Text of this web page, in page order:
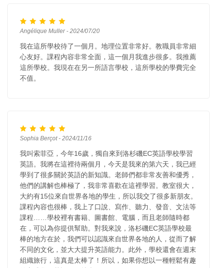
Angélique Muller - 2024/07/20
我在這所學校待了一個月。地理位置非常好。教職員非常細
心友好。課程內容非常全面，這一個月我進步很多。我推薦
這所學校。我現在在另一所語言學校，這所學校的學費完全
不值。
Sophia Berçot - 2024/11/16
我叫索菲亞，今年16歲，獨自來到洛杉磯EC英語學校學習
英語。我將在這裡待兩個月，今天是我來的第六天，我已經
學到了很多關於英語的新知識。老師們都非常友善和優秀，
他們的講解也棒極了，我非常喜歡在這裡學習。教室很大，
大約有15位來自世界各地的學生，所以我交了很多新朋友。
課程內容也很棒，我上了口說、寫作、聽力、發音、文法等
課程……學校裡有書籍、圖書館、電腦，而且老師隨時都
在，可以為你提供幫助。對我來說，洛杉磯EC英語學校最
棒的地方在於，我們可以認識來自世界各地的人，從而了解
不同的文化，並大大提升英語能力。此外，學校還會在週末
組織旅行，這真是太棒了！所以，如果你想以一種輕鬆有趣